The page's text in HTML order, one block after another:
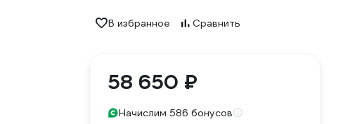
В избранное Сравнить
58 650 ₽
Начислим 586 бонусов